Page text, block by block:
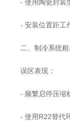
- 使用陶瓷封装型
- 安装位置距工作
二、制冷系统粗
误区表现：
- 频繁启停压缩机
- 使用R22替代环